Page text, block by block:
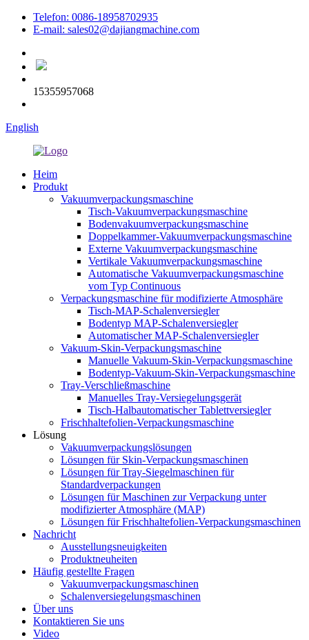
Telefon: 0086-18958702935
E-mail: sales02@dajiangmachine.com
15355957068
English
Heim
Produkt
Vakuumverpackungsmaschine
Tisch-Vakuumverpackungsmaschine
Bodenvakuumverpackungsmaschine
Doppelkammer-Vakuumverpackungsmaschine
Externe Vakuumverpackungsmaschine
Vertikale Vakuumverpackungsmaschine
Automatische Vakuumverpackungsmaschine
vom Typ Continuous
Verpackungsmaschine für modifizierte Atmosphäre
Tisch-MAP-Schalenversiegler
Bodentyp MAP-Schalenversiegler
Automatischer MAP-Schalenversiegler
Vakuum-Skin-Verpackungsmaschine
Manuelle Vakuum-Skin-Verpackungsmaschine
Bodentyp-Vakuum-Skin-Verpackungsmaschine
Tray-Verschließmaschine
Manuelles Tray-Versiegelungsgerät
Tisch-Halbautomatischer Tablettversiegler
Frischhaltefolien-Verpackungsmaschine
Lösung
Vakuumverpackungslösungen
Lösungen für Skin-Verpackungsmaschinen
Lösungen für Tray-Siegelmaschinen für
Standardverpackungen
Lösungen für Maschinen zur Verpackung unter
modifizierter Atmosphäre (MAP)
Lösungen für Frischhaltefolien-Verpackungsmaschinen
Nachricht
Ausstellungsneuigkeiten
Produktneuheiten
Häufig gestellte Fragen
Vakuumverpackungsmaschinen
Schalenversiegelungsmaschinen
Über uns
Kontaktieren Sie uns
Video